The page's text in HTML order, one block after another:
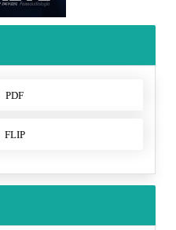
PDF
FLIP